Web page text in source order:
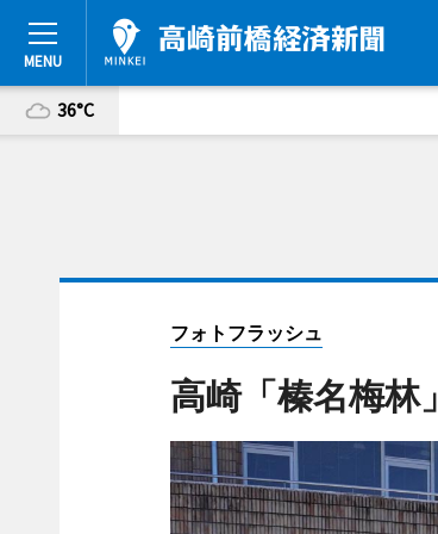
36°C
フォトフラッシュ
高崎「榛名梅林」